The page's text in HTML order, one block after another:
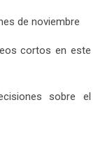
de noviembre
cortos en este
sobre el